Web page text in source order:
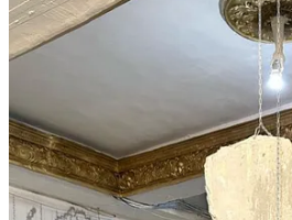
por asarlo. Quise utilizar alguna salsa o
de varias pruebas eliminé estas opciones
sabor. Es
y con pocos
del sabor intenso de esta raíz deliciosa.
Receta
Si te gustan los contenidos deLa
mi trabajo y te lo puedes permitir,
de todo el archivo y las actualizaciones
vitaminados, recetas nuevas y artículos.